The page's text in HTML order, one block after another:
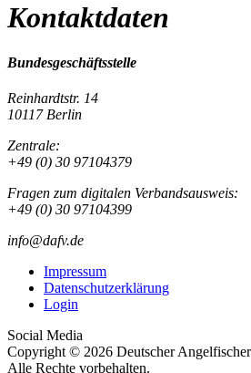
Kontaktdaten
Bundesgeschäftsstelle
Reinhardtstr. 14
10117 Berlin
Zentrale:
+49 (0) 30 97104379
Fragen zum digitalen Verbandsausweis:
+49 (0) 30 97104399
info@dafv.de
Impressum
Datenschutzerklärung
Login
Social Media
Copyright © 2026 Deutscher
Alle Rechte vorbehalten.